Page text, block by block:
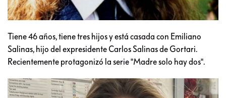
Tiene 46 años, tiene tres hijos y está casada con Emiliano
Salinas, hijo del expresidente Carlos Salinas de Gortari.
Recientemente protagonizó la serie "Madre solo hay dos".